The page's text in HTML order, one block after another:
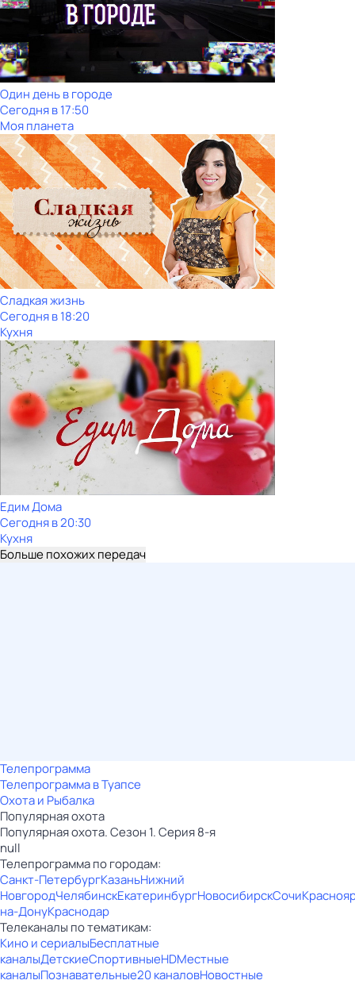
Один день в городе
Сегодня в 17:50
Моя планета
Сладкая жизнь
Сегодня в 18:20
Кухня
Едим Дома
Сегодня в 20:30
Кухня
Больше похожих передач
Телепрограмма
Телепрограмма в Туапсе
Охота и Рыбалка
Популярная охота
Популярная охота. Сезон 1. Серия 8-я
null
Телепрограмма по городам:
Санкт-ПетербургКазаньНижний
НовгородЧелябинскЕкатеринбургНовосибирскСочи
на-ДонуКраснодар
Телеканалы по тематикам:
Кино и сериалыБесплатные
каналыДетскиеСпортивныеHDМестные
каналыПознавательные20 каналовНовостные